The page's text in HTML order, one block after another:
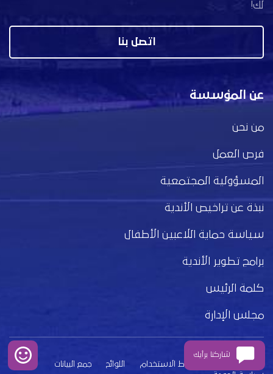
لك!
اتصل بنا
عن المؤسسة
من نحن
فرص العمل
المسؤولية المجتمعية
نبذة عن تراخيص الأندية
سياسة حماية اللاعبين الأطفال
برامج تطوير الأندية
كلمة الرئيس
مجلس الإدارة
بيان الخصوصية شروط الاستخدام اللوائح
جمع البيانات
شاركنا برأيك